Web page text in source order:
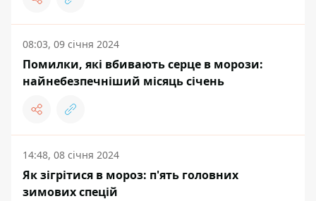
08:03, 09 січня 2024
Помилки, які вбивають серце в морози:
найнебезпечніший місяць січень
14:48, 08 січня 2024
Як зігрітися в мороз: п'ять головних
зимових спецій